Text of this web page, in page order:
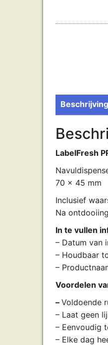
Beschrijving
LabelFresh
70 x 45 mm
Inclusief
Na
In te vullen
– Datum van
– Houdbaar
–
Voordelen
– Voldoende
– Laat geen
– Eenvoudig
– Elke dag